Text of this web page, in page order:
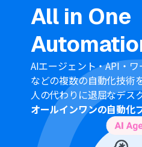
ションでは、どの列にどの
かを任意で設定できます。
■注意事項
Google スプレッドシート
Yoomを連携してください。
トリガーは5分、10分、15
間隔を選択できます。
プランによって最短の起動
ください。
分岐はパーソナルプラン
All in One
AIエージェント・API・ワ
などの複数の自動化技術
人の代わりに退屈なデス
オールインワンの自動化